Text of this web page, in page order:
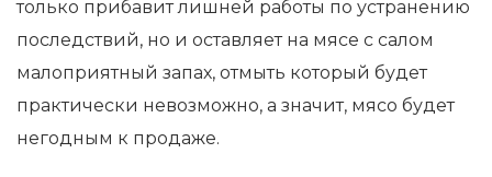
только прибавит лишней работы по устранению
последствий, но и оставляет на мясе с салом
малоприятный запах, отмыть который будет
практически невозможно, а значит, мясо будет
негодным к продаже.